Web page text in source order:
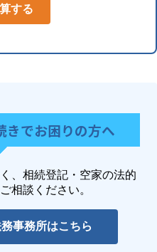
する
でお困りの方へ
、相続登記・空家の法的
相談ください。
事務所はこちら